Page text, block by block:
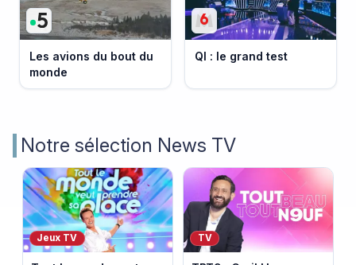
Les avions du bout du
monde
QI : le grand test
Notre sélection News TV
Jeux TV TV